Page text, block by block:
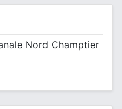
Nord Champtier